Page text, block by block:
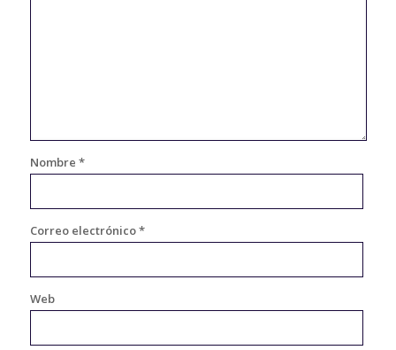
Nombre *
Correo electrónico*
Web